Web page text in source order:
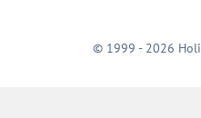
© 1999 - 2026